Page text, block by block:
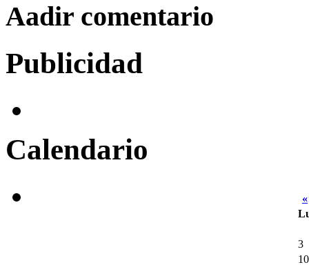
Aadir comentario
Publicidad
Calendario
«
3
10